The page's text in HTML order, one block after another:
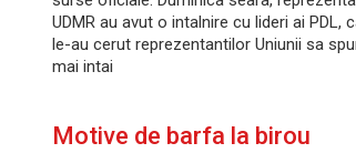
UDMR au avut o intalnire cu lideri ai PDL,
le-au cerut reprezentantilor Uniunii sa
mai intai
Motive de barfa la birou